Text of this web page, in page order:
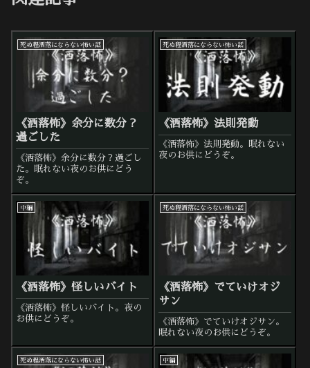
死ぬ程洒落にならない怖い話
《洒落怖》余分に数分？
過ごした
《洒落怖》余分に数分？過ごし
た。眠れない夜のお供にどう
ぞ。
死ぬ程洒落にならない怖い話
《洒落怖》法則発動
《洒落怖》法則発動。眠れない
夜のお供にどうぞ。
中編
《洒落怖》怪しいバイト
《洒落怖》怪しいバイト。夜の
お供にどうぞ。
死ぬ程洒落にならない怖い話
《洒落怖》でていけオジ
サン
《洒落怖》でていけオジサン。
眠れない夜のお供にどうぞ。
死ぬ程洒落にならない怖い話 中編